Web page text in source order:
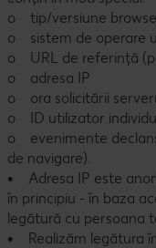
o tip/versiune
o sistem de operare
o URL de referință
o adresa IP
o ora solicitării
o ID utilizator
o evenimente
de navigare).
• Adresa IP este
în principiu - în baza
legătură cu persoana
• Realizăm legătura